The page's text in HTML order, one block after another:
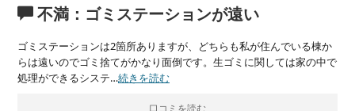
不満：ゴミステーションが遠い
ゴミステーションは2箇所ありますが、どちらも私が住んでいる棟か
らは遠いのでゴミ捨てがかなり面倒です。生ゴミに関しては家の中で
処理ができるシステ…続きを読む
口コミを読む